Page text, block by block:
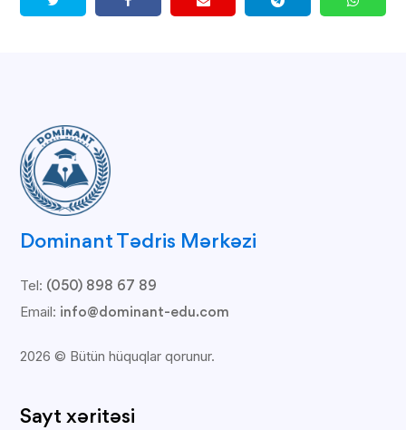
Dominant Tədris Mərkəzi
Tel: (050) 898 67 89
Email: info@dominant-edu.com
2026 © Bütün hüquqlar qorunur.
Sayt xəritəsi